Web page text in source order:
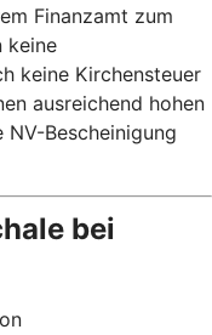
Finanzamt zum
keine
keine Kirchensteuer
ausreichend hohen
Bescheinigung
bei